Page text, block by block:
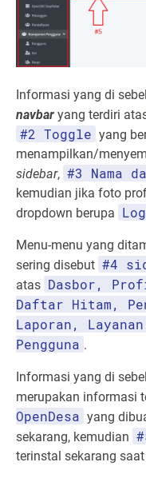
Informasi yang di
navbar yang terdiri
#2 Toggle yang
menampilkan/
sidebar, #3 Nama
kemudian jika foto
dropdown berupa
Menu-menu yang
sering disebut #4
atas Dasbor,
Daftar Hitam,
Laporan, Layanan
Pengguna .
Informasi yang di
merupakan informasi
OpenDesa yang
sekarang, kemudian
terinstal sekarang